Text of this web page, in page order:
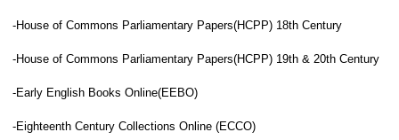
-House of Commons Parliamentary Papers(HCPP) 18th Century
-House of Commons Parliamentary Papers(HCPP) 19th & 20th Century
-Early English Books Online(EEBO)
-Eighteenth Century Collections Online (ECCO)